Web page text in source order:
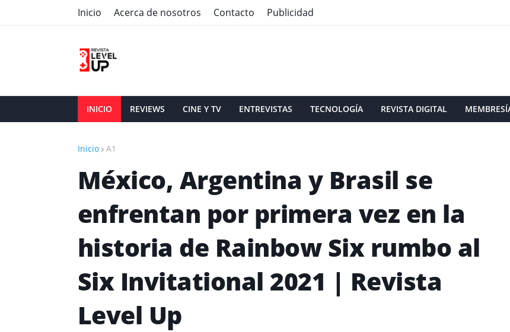
Inicio Acerca de nosotros Contacto Publicidad
INICIO REVIEWS CINE Y TV ENTREVISTAS TECNOLOGÍA REVISTA DIGITAL
Inicio A1
México, Argentina y Brasil se
enfrentan por primera vez en la
historia de Rainbow Six rumbo al
Six Invitational 2021 | Revista
Level Up